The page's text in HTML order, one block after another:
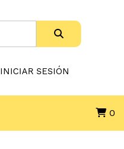
INICIAR SESIÓN
0